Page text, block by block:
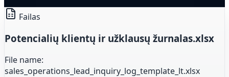
Failas
Potencialių klientų ir užklausų žurnalas.xlsx
File name:
sales_operations_lead_inquiry_log_template_lt.xlsx